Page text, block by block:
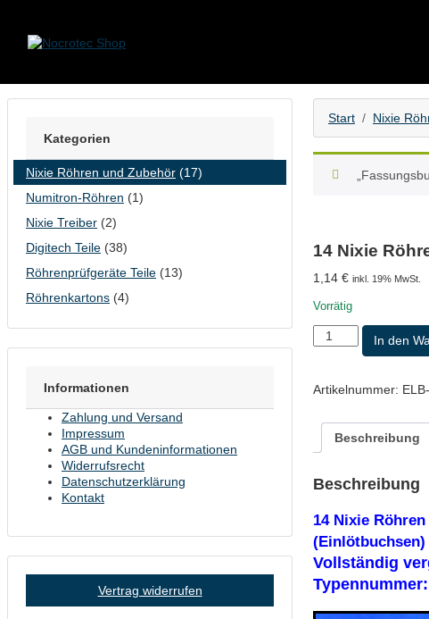
Start Nixie
14 Nixie
1,14 € inkl. 19% MwSt.
Vorrätig
Nixie
-
Menge
In den
Artikelnummer:
Beschreibung
Beschreibung
14 Nixie
(Einlötbuchsen)
Vollständig
Kategorien
Nixie Röhren und Zubehör (17)
Numitron-Röhren (1)
Nixie Treiber (2)
Digitech Teile (38)
Röhrenprüfgeräte Teile (13)
Röhrenkartons (4)
Informationen
Zahlung und Versand
Impressum
AGB und Kundeninformationen
Widerrufsrecht
Datenschutzerklärung
Kontakt
Vertrag widerrufen